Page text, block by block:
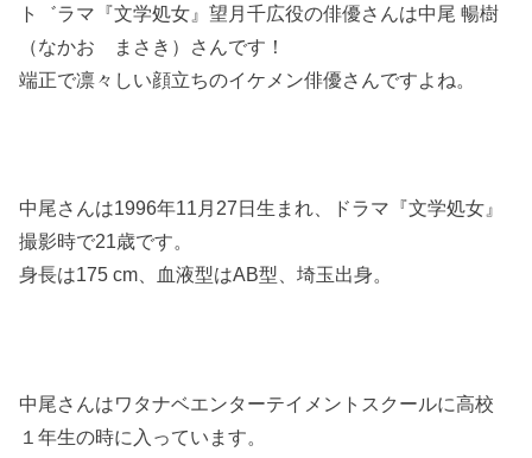
ト゛ラマ『文学処女』望月千広役の俳優さんは中尾 暢樹
（なかお まさき）さんです！
端正で凛々しい顔立ちのイケメン俳優さんですよね。
中尾さんは1996年11月27日生まれ、ドラマ『文学処女』
撮影時で21歳です。
身長は175 cm、血液型はAB型、埼玉出身。
中尾さんはワタナベエンターテイメントスクールに高校
１年生の時に入っています。